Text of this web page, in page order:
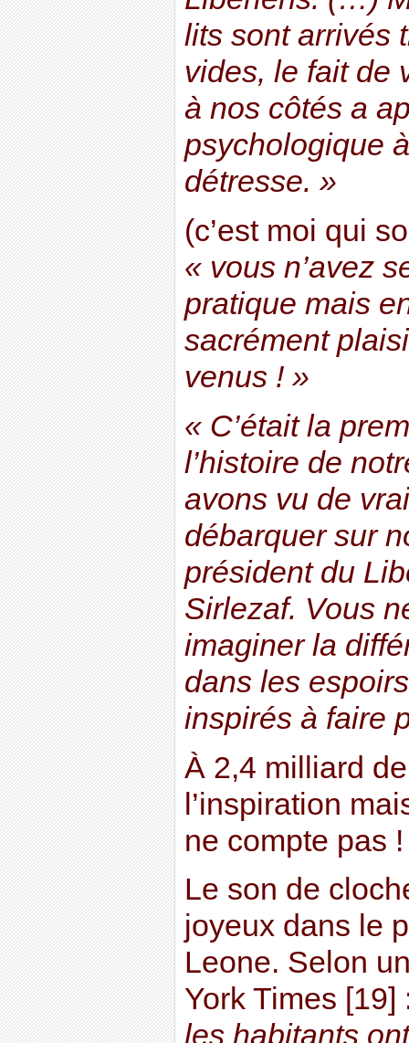
lits sont arrivés
vides, le fait de
à nos côtés a
psychologique
détresse. »
(c’est moi qui
« vous n’avez
pratique mais
sacrément
venus ! »
« C’était la
l’histoire de
avons vu de
débarquer sur
président du
Sirlezaf. Vous
imaginer la
dans les
inspirés à faire
À 2,4 milliard
l’inspiration
ne compte pas !
Le son de
joyeux dans le
Leone. Selon
York Times
les habitants